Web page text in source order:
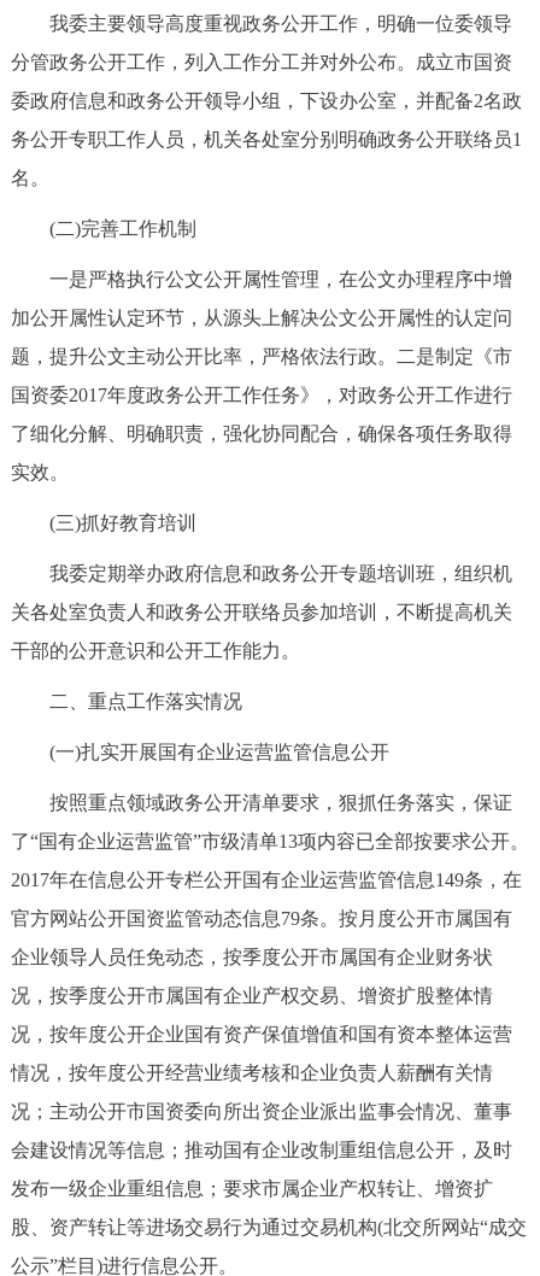
ESPAÑOL العربية PORTUGUÊS
ITALIANO
我委主要领导高度重视政务公开工作，明确一位委领导
分管政务公开工作，列入工作分工并对外公布。成立市国资
委政府信息和政务公开领导小组，下设办公室，并配备2名政
务公开专职工作人员，机关各处室分别明确政务公开联络员1
名。
(二)完善工作机制
一是严格执行公文公开属性管理，在公文办理程序中增
加公开属性认定环节，从源头上解决公文公开属性的认定问
题，提升公文主动公开比率，严格依法行政。二是制定《市
国资委2017年度政务公开工作任务》，对政务公开工作进行
了细化分解、明确职责，强化协同配合，确保各项任务取得
实效。
(三)抓好教育培训
我委定期举办政府信息和政务公开专题培训班，组织机
关各处室负责人和政务公开联络员参加培训，不断提高机关
干部的公开意识和公开工作能力。
二、重点工作落实情况
(一)扎实开展国有企业运营监管信息公开
按照重点领域政务公开清单要求，狠抓任务落实，保证
了“国有企业运营监管”市级清单13项内容已全部按要求公开。
2017年在信息公开专栏公开国有企业运营监管信息149条，在
官方网站公开国资监管动态信息79条。按月度公开市属国有
企业领导人员任免动态，按季度公开市属国有企业财务状
况，按季度公开市属国有企业产权交易、增资扩股整体情
况，按年度公开企业国有资产保值增值和国有资本整体运营
情况，按年度公开经营业绩考核和企业负责人薪酬有关情
况；主动公开市国资委向所出资企业派出监事会情况、董事
会建设情况等信息；推动国有企业改制重组信息公开，及时
发布一级企业重组信息；要求市属企业产权转让、增资扩
股、资产转让等进场交易行为通过交易机构(北交所网站“成交
公示”栏目)进行信息公开。